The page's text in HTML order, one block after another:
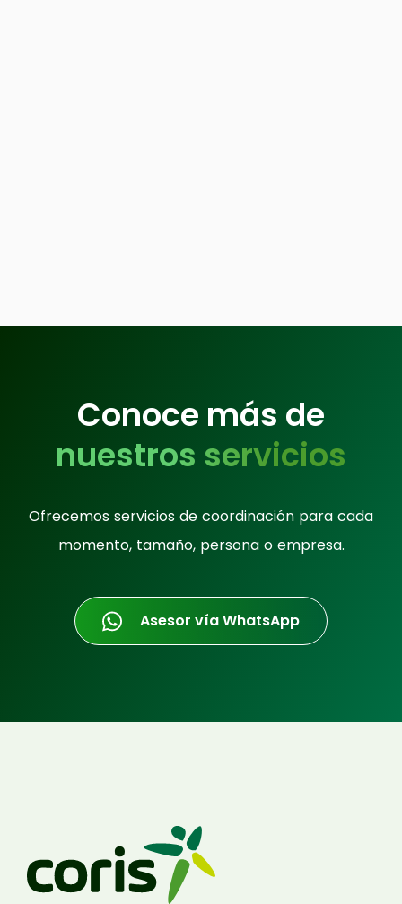
Conoce más de
nuestros servicios
Ofrecemos servicios de coordinación para cada
momento, tamaño, persona o empresa.
Asesor vía WhatsApp